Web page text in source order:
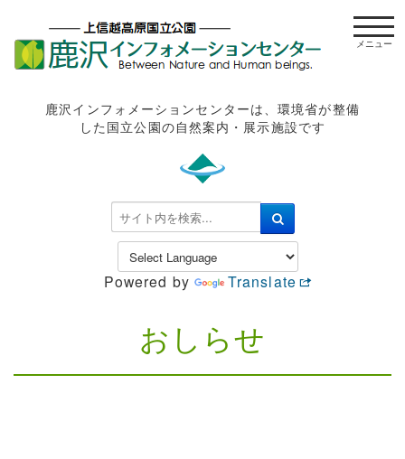
鹿沢インフォメーションセンターは、環境省が整備
した国立公園の自然案内・展示施設です
検
索
.
Powered by Translate
t
o
おしらせ